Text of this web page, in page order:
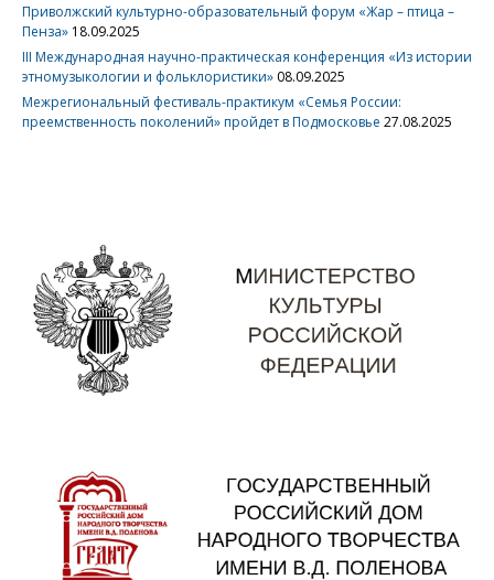
Приволжский культурно-образовательный форум «Жар – птица –
Пенза» 18.09.2025
III Международная научно-практическая конференция «Из истории
этномузыкологии и фольклористики» 08.09.2025
Межрегиональный фестиваль-практикум «Семья России:
преемственность поколений» пройдет в Подмосковье 27.08.2025